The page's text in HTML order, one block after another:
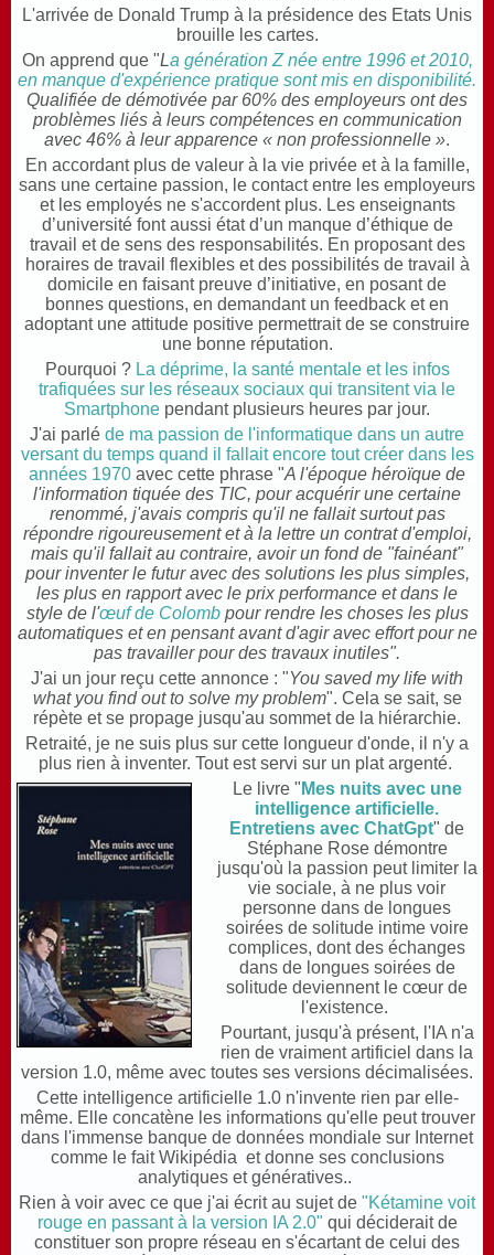
L'arrivée de Donald Trump à la présidence des Etats Unis
brouille les cartes.
On apprend que "La génération Z née entre 1996 et 2010,
en manque d'expérience pratique sont mis en disponibilité.
Qualifiée de démotivée par 60% des employeurs ontdes
problèmes liés à leurs compétences en communication
avec 46% à leur apparence « non professionnelle ».
En accordant plus de valeur à la vie privée et à la famille,
sans une certaine passion, le contact entre les employeurs
et les employés ne s'accordent plus. Les enseignants
d’université font aussi état d’un manque d’éthique de
travail et de sens des responsabilités. En proposant des
horaires de travail flexibles et des possibilités de travail à
domicile en faisant preuve d’initiative, en posant de
bonnes questions, en demandant un feedback et en
adoptant une attitude positive permettrait de se construire
une bonne réputation.
Pourquoi ? La déprime, la santé mentale et les infos
trafiquées sur les réseaux sociaux qui transitent via le
Smartphone pendant plusieurs heures par jour.
J'ai parlé de ma passion de l'informatique dans un autre
versant du temps quand il fallait encore tout créer dans les
années 1970 avec cette phrase "A l'époque héroïque de
l'information tiquée des TIC, pour acquérir une certaine
renommé, j'avais compris qu'il ne fallait surtout pas
répondre rigoureusement et à la lettre un contrat d'emploi,
mais qu'il fallait au contraire, avoir un fond de "fainéant"
pour inventer le futur avec des solutions les plus simples,
les plus en rapport avec le prix performance et dans le
style de l'œuf de Colomb pour rendre les choses les plus
automatiques et en pensant avant d'agir avec effort pour ne
pas travailler pour des travaux inutiles".
J'ai un jour reçu cette annonce : "You saved my life with
what you find out to solve my problem". Cela se sait, se
répète et se propage jusqu'au sommet de la hiérarchie.
Retraité, je ne suis plus sur cette longueur d'onde, il n'y a
plus rien à inventer. Tout est servi sur un plat argenté.
Le livre " Mes nuits avec une
intelligence artificielle.
Entretiens avec ChatGpt" de
Stéphane Rose démontre
jusqu'où la passion peut limiter la
vie sociale, à ne plus voir
personne dans de longues
soirées de solitude intime voire
complices, dont des échanges
dans de longues soirées de
solitude deviennent le cœur de
l'existence.
Pourtant, jusqu'à présent, l'IA n'a
rien de vraiment artificiel dans la
version 1.0, même avec toutes ses versions décimalisées.
Cette intelligence artificielle 1.0 n'invente rien par elle-
même. Elle concatène les informations qu'elle peut trouver
dans l'immense banque de données mondiale sur Internet
comme le fait Wikipédia et donne ses conclusions
analytiques et génératives..
Rien à voir avec ce que j'ai écrit au sujet de "Kétamine voit
rouge en passant à la version IA 2.0" qui déciderait de
constituer son propre réseau en s'écartant de celui des